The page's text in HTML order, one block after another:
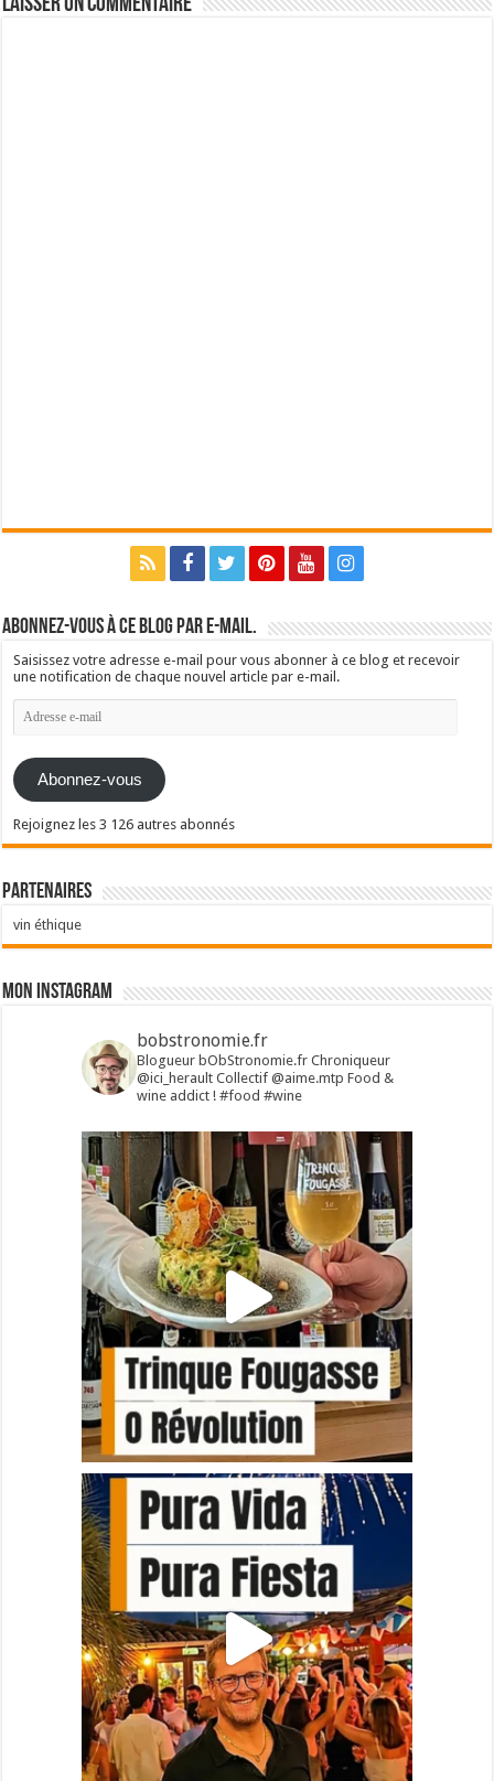
Laisser un commentaire
Abonnez-vous à ce blog par e-mail.
Saisissez votre adresse e-mail pour vous abonner à ce blog et recevoir
une notification de chaque nouvel article par e-mail.
Adresse
e-
Abonnez-vous
Rejoignez les 3 126 autres abonnés
Partenaires
vin éthique
Mon Instagram
bobstronomie.fr
Blogueur bObStronomie.fr Chroniqueur
@ici_heraultCollectif @aime.mtp Food &
wine addict !#food #wine